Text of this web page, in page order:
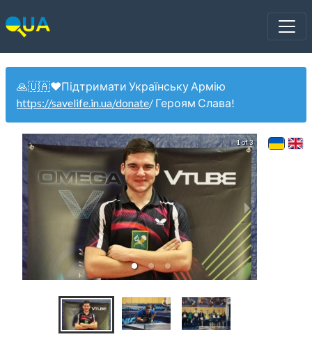
🙏🇺🇦❤️Підтримати Українську Армію
https://savelife.in.ua/donate/ Героям Слава!
1 of 3